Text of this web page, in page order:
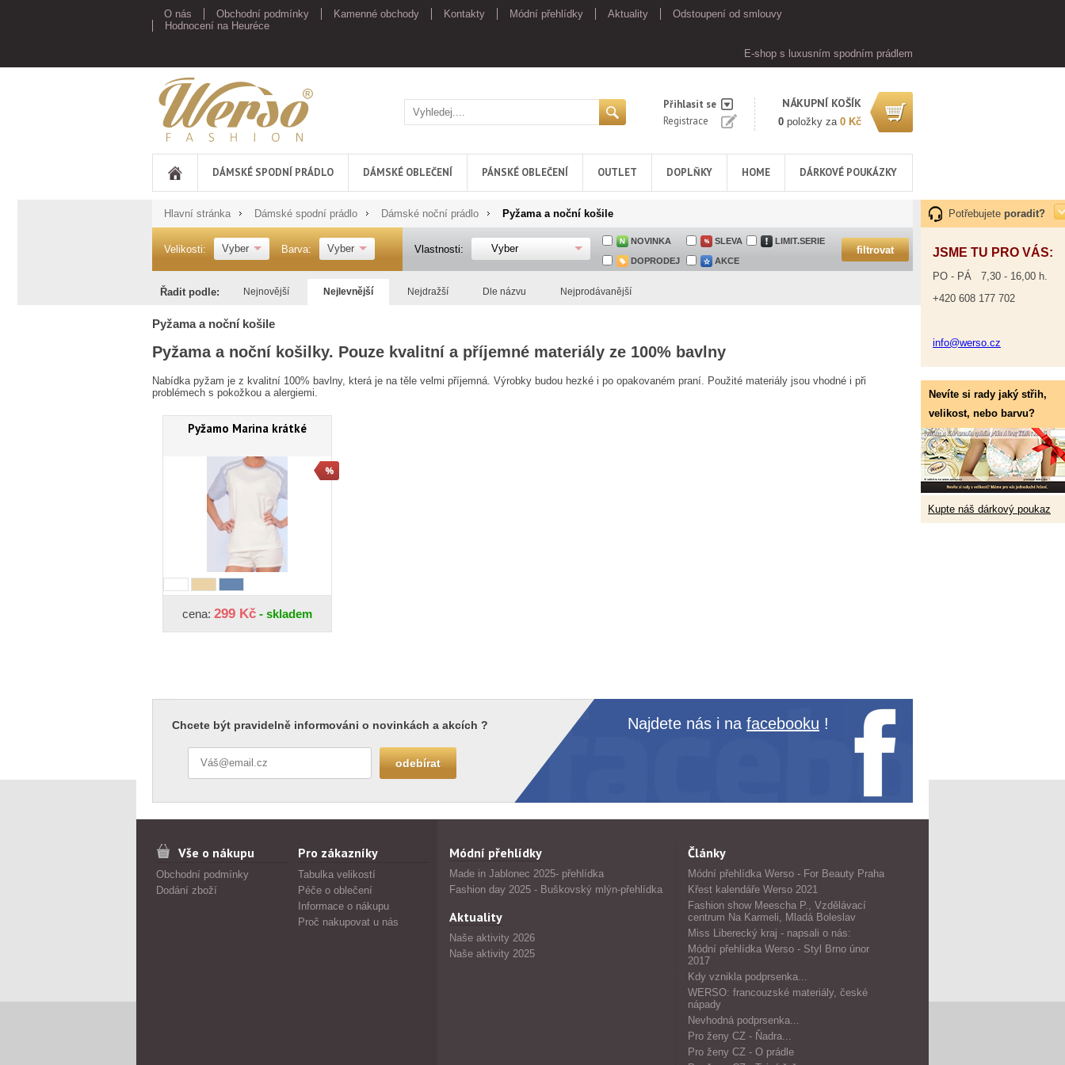
O nás Obchodní podmínky Kamenné obchody Kontakty Módní přehlídky Aktuality
Odstoupení od smlouvy
Hodnocení na Heuréce
E-shop s luxusním spodním prádlem
Werso
Přihlasit se
Registrace
NÁKUPNÍ KOŠÍK
0 položky za 0 Kč
DÁMSKÉ SPODNÍ PRÁDLO DÁMSKÉ OBLEČENÍ PÁNSKÉ OBLEČENÍ OUTLET DOPLŇKY HOME DÁRKOVÉ POUKÁZKY
Potřebujete poradit?
JSME TU PRO VÁS:
PO - PÁ 7,30 - 16,00 h.
+420 608 177 702
info@werso.cz
Nevíte si rady jaký střih,
velikost, nebo barvu?
Kupte náš dárkový poukaz
Hlavní stránka Dámské spodní prádlo Dámské noční prádlo Pyžama a noční košile
Velikosti: Vyber Barva: Vyber Vlastnosti: Vyber
NOVINKA SLEVA LIMIT.SERIE
DOPRODEJ AKCE
Řadit podle: Nejnovější Nejlevnější Nejdražší Dle názvu Nejprodávanější
Pyžama a noční košile
Pyžama a noční košilky. Pouze kvalitní a příjemné materiály ze 100% bavlny
Nabídka pyžam je z kvalitní 100% bavlny, která je na těle velmi příjemná. Výrobky budou hezké i po opakovaném praní. Použité materiály jsou vhodné i při
problémech s pokožkou a alergiemi.
Pyžamo Marina krátké
cena: 299 Kč - skladem
Chcete být pravidelně informováni o novinkách a akcích ? Najdete nás i na facebooku !
Vše o nákupu
Obchodní podmínky
Dodání zboží
Pro zákazníky
Tabulka velikostí
Péče o oblečení
Informace o nákupu
Proč nakupovat u nás
Módní přehlídky
Made in Jablonec 2025- přehlídka
Fashion day 2025 - Buškovský mlýn-přehlídka
Aktuality
Naše aktivity 2026
Naše aktivity 2025
Články
Módní přehlídka Werso - For Beauty Praha
Křest kalendáře Werso 2021
Fashion show Meescha P., Vzdělávací
centrum Na Karmeli, Mladá Boleslav
Miss Liberecký kraj - napsali o nás:
Módní přehlídka Werso - Styl Brno únor
2017
Kdy vznikla podprsenka...
WERSO: francouzské materiály, české
nápady
Nevhodná podprsenka...
Pro ženy CZ - Ňadra...
Pro ženy CZ - O prádle